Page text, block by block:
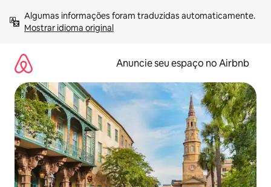
para
Mostrar idioma original
Anuncie seu espaço no Airbnb